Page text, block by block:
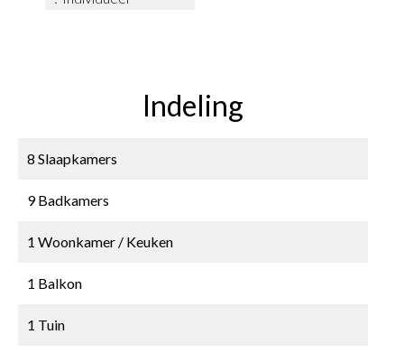
Indeling
8 Slaapkamers
9 Badkamers
1 Woonkamer / Keuken
1 Balkon
1 Tuin